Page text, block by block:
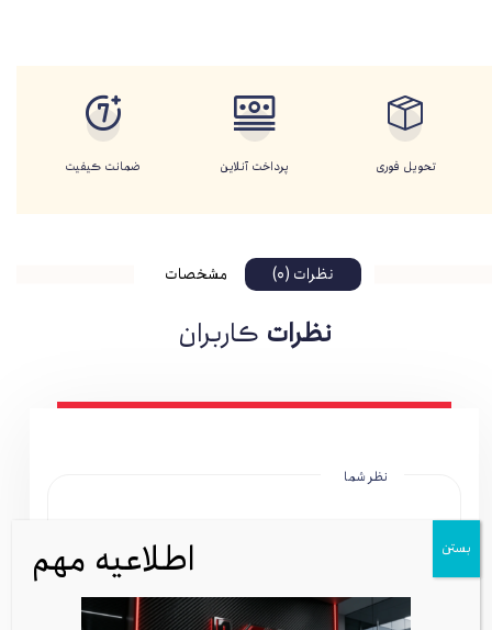
تحویل فوری پرداخت آنلاین ضمانت کیفیت
نظرات (0) مشخصات
نظرات کاربران
نظر شما
اطلاعیه مهم بستن